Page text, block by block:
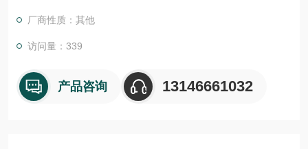
厂商性质：其他
访问量：339
产品咨询 13146661032